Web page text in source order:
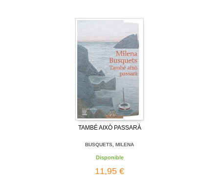
TAMBÉ AIXÒ PASSARÀ
BUSQUETS, MILENA
Disponible
11,95 €